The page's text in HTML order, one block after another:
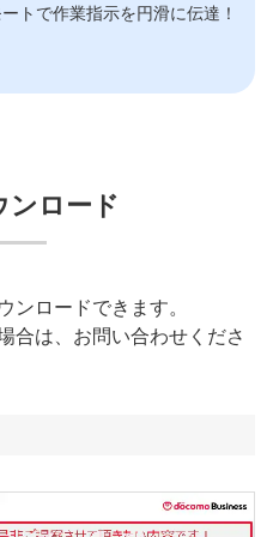
トで作業指示を円滑に伝達！
ンロード
ロードできます。
合は、お問い合わせくださ